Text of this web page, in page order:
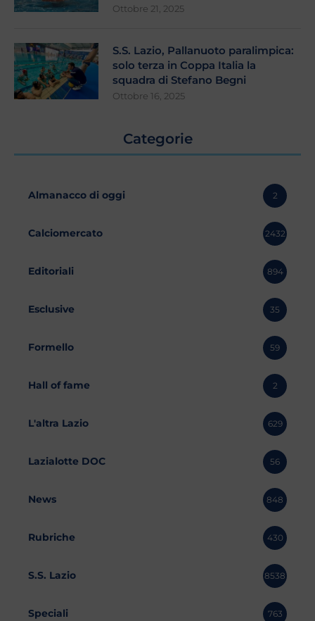
Ottobre 21, 2025
S.S. Lazio, Pallanuoto paralimpica:
solo terza in Coppa Italia la
squadra di Stefano Begni
Ottobre 16, 2025
Categorie
Almanacco di oggi 2
Calciomercato 2432
Editoriali 894
Esclusive 35
Formello 59
Hall of fame 2
L'altra Lazio 629
Lazialotte DOC 56
News 848
Rubriche 430
S.S. Lazio 8538
Speciali 763